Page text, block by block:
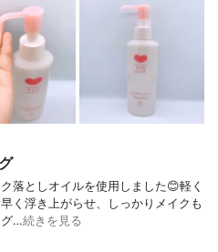
落としオイルを使用しました😊軽く
く浮き上がらせ、しっかりメイクも
グ…続きを見る